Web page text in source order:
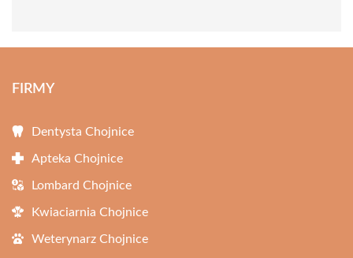
FIRMY
Dentysta Chojnice
Apteka Chojnice
Lombard Chojnice
Kwiaciarnia Chojnice
Weterynarz Chojnice